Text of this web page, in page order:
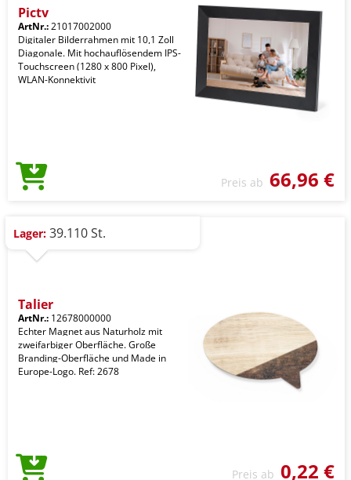
Picty
ArtNr.:21017002000
Digitaler Bilderrahmen mit 10,1 Zoll
Diagonale. Mit hochauflösendem IPS-
Touchscreen (1280 x 800 Pixel),
WLAN-Konnektivit
Preis ab 66,96 €
Lager: 39.110 St.
Talier
ArtNr.: 12678000000
Echter Magnet aus Naturholz mit
zweifarbiger Oberfläche. Große
Branding-Oberfläche und Made in
Europe-Logo. Ref: 2678
Preis ab 0,22 €